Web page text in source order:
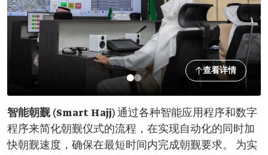
查看详情
智能朝觐 (Smart Hajj)通过各种智能应用程序和数字
程序来简化朝觐仪式的流程，在实现自动化的同时加
快朝觐速度，确保在最短时间内完成朝觐要求。 为实